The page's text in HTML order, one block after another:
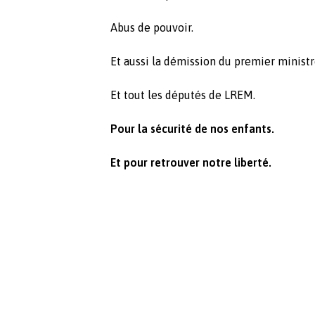
Abus de pouvoir.
Et aussi la démission du premier
Et tout les députés de LREM.
Pour la sécurité de nos enfants.
Et pour retrouver notre liberté.